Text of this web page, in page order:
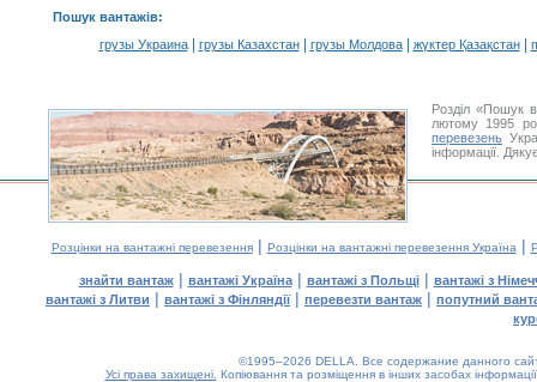
Пошук вантажів:
грузы Украина| грузы Казахстан| грузы Молдова| жүктер Қазақстан|
Розділ «Пошук
лютому 1995
перевезень
інформації.
Розцінки на вантажні перевезення| Розцінки на вантажні перевезення Україна |
знайти вантаж| вантажі Україна| вантажі з Польщі| вантажі з
вантажі з Литви | вантажі з Фінляндії| перевезти вантаж | попутний
©1995–2026 DELLA. Все содержание данного
Усі права захищені. Копіювання та розміщення в інших засобах